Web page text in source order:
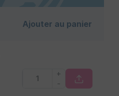
Ajouter au panier
+
-